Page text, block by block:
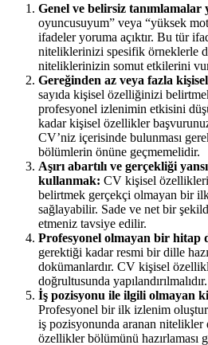
Genel ve belirsiz tanımlamalar
oyuncusuyum” veya “yüksek
ifadeler yoruma açıktır. Bu tür
niteliklerinizi spesifik örneklerle
niteliklerinizin somut etkilerini
Gereğinden az veya fazla
sayıda kişisel özelliğinizi
profesyonel izlenimin etkisini
kadar kişisel özellikler
CV’niz içerisinde bulunması
bölümlerin önüne geçmemelidir.
Aşırı abartılı ve gerçekliği
kullanmak: CV kişisel
belirtmek gerçekçi olmayan bir
sağlayabilir. Sade ve net bir
etmeniz tavsiye edilir.
Profesyonel olmayan bir hitap
gerektiği kadar resmi bir dille
dokümanlardır. CV kişisel
doğrultusunda yapılandırılmalıdır.
İş pozisyonu ile ilgili olmayan
Profesyonel bir ilk izlenim
iş pozisyonunda aranan nitelikler
özellikler bölümünü hazırlaması